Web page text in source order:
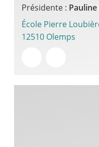
Présidente : Pauline
École Pierre
12510 Olemps